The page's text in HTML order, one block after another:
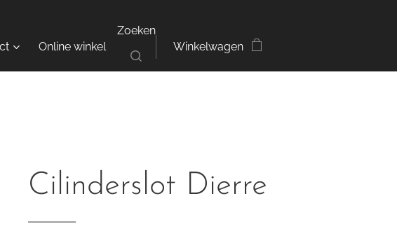
Online winkel
Zoeken
Winkelwagen
Cilinderslot Dierre